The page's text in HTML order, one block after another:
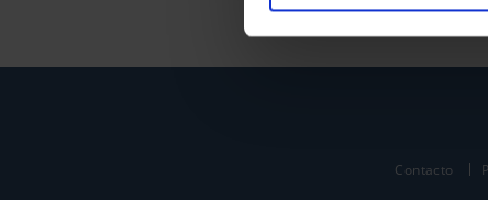
Contacto